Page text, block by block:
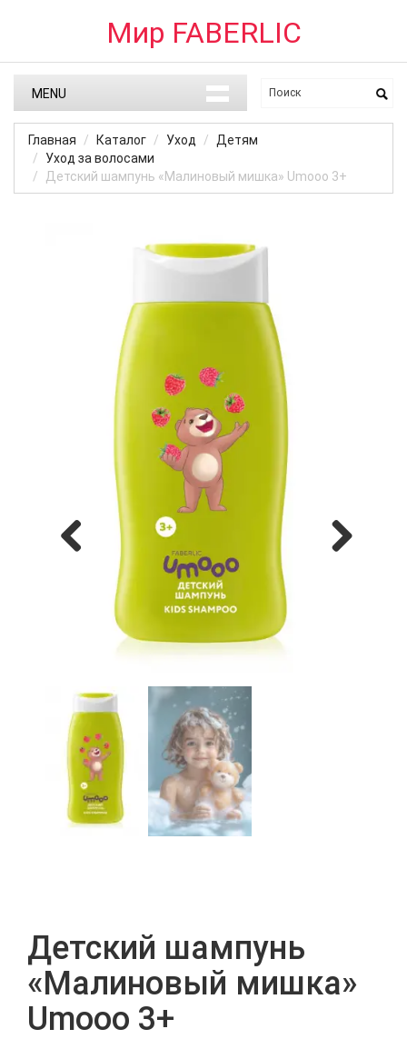
Мир FABERLIC
MENU
Главная Каталог Уход
Детям
Уход за волосами
Детский шампунь «Малиновый мишка» Umooo 3+
Детский шампунь
«Малиновый мишка»
Umooo 3+